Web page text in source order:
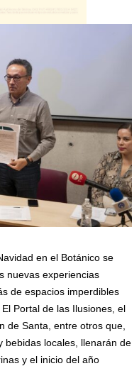
en el Botánico se
nuevas experiencias
de espacios imperdibles
Portal de las Ilusiones, el
de Santa, entre otros que,
bebidas locales, llenarán de
y el inicio del año